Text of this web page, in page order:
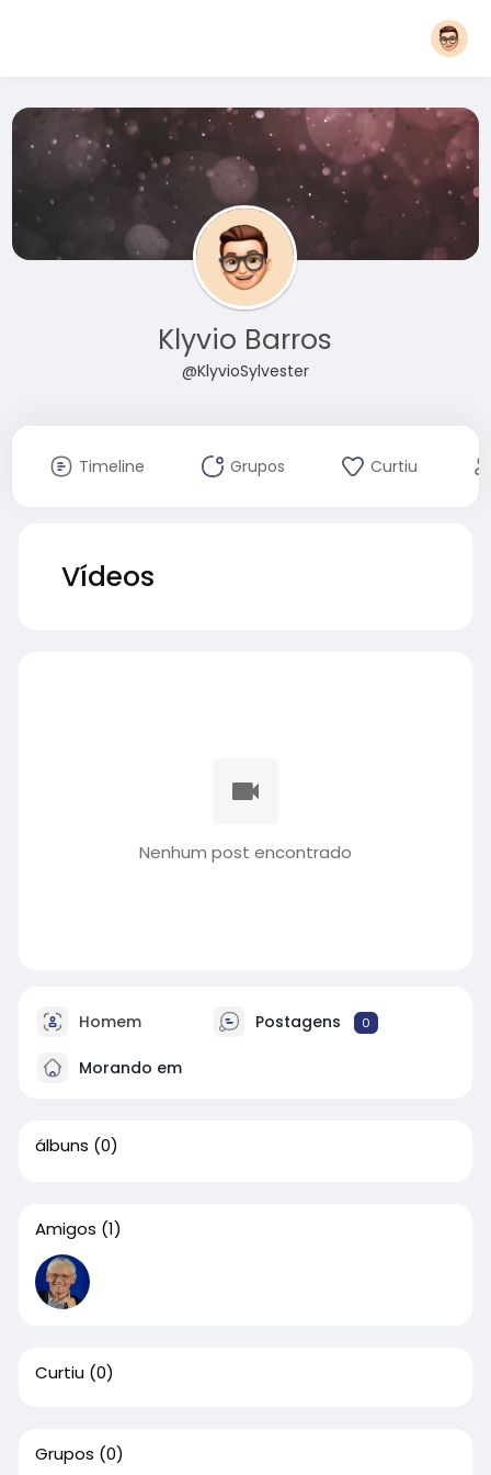
Klyvio Barros
@KlyvioSylvester
Timeline Grupos Curtiu
Vídeos
Nenhum post encontrado
Homem Postagens 0
Morando em
álbuns (0)
Amigos (1)
Curtiu (0)
Grupos (0)